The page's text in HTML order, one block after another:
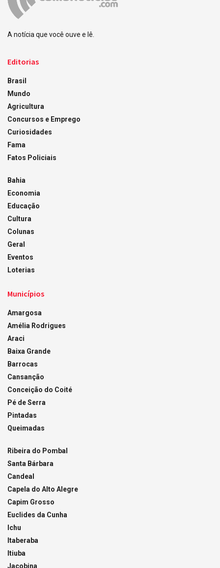
A notícia que você ouve e lê.
Editorias
Brasil
Mundo
Agricultura
Concursos e Emprego
Curiosidades
Fama
Fatos Policiais
Bahia
Economia
Educação
Cultura
Colunas
Geral
Eventos
Loterias
Municípios
Amargosa
Amélia Rodrigues
Araci
Baixa Grande
Barrocas
Cansanção
Conceição do Coité
Pé de Serra
Pintadas
Queimadas
Ribeira do Pombal
Santa Bárbara
Candeal
Capela do Alto Alegre
Capim Grosso
Euclides da Cunha
Ichu
Itaberaba
Itiuba
Jacobina